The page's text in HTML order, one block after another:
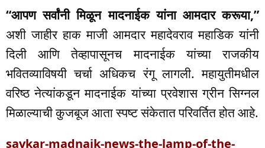
“आपण सर्वांनी मिळून मादनाईक यांना आमदार करूया,”
अशी जाहीर हाक माजी आमदार महादेवराव महाडिक यांनी
दिली आणि तेव्हापासूनच मादनाईक यांच्या राजकीय
भवितव्याविषयी चर्चा अधिकच रंगू लागली. महायुतीमधील
वरिष्ठ नेत्यांकडून मादनाईक यांच्या प्रवेशास ग्रीन सिग्नल
मिळाल्याची कुजबूज आता स्पष्ट संकेतात परिवर्तित होत आहे.
savkar-madnaik-news-the-lamp-of-the-